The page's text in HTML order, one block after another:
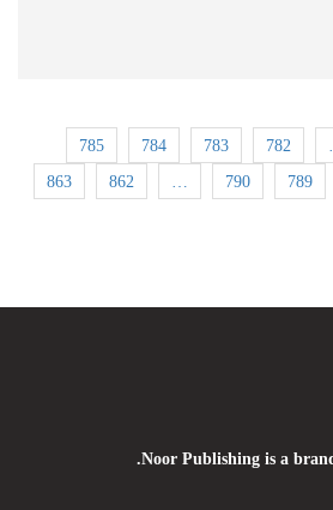
782
783
784
785
789
790
…
862
863
Noor Publishing is a